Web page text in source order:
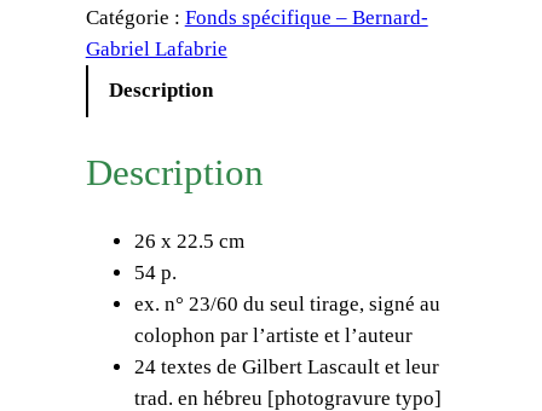
Catégorie : Fonds spécifique – Bernard-
Gabriel Lafabrie
Description
Description
26 x 22.5 cm
54 p.
ex. n° 23/60 du seul tirage, signé au
colophon par l’artiste et l’auteur
24 textes de Gilbert Lascault et leur
trad. en hébreu [photogravure typo]